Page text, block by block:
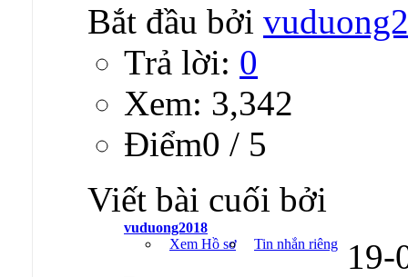
Bắt đầu bởi
Trả lời: 0
Xem: 3,342
Ðiểm0 / 5
Viết bài cuối bởi
vuduong2018
Xem Hồ sơ
Tin nhắn riêng